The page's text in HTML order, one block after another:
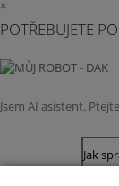
×
POTŘEBUJETE
Jsem AI asistent.
Jak